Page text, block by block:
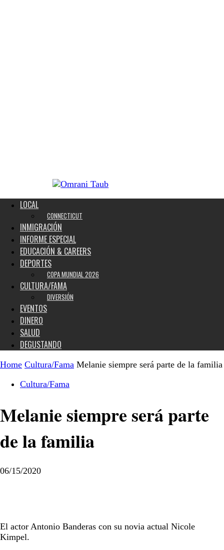
LOCAL
CONNECTICUT
INMIGRACIÓN
INFORME ESPECIAL
EDUCACIÓN & CAREERS
DEPORTES
COPA MUNDIAL 2026
CULTURA/FAMA
DIVERSIÓN
EVENTOS
DINERO
SALUD
DEGUSTANDO
Home Cultura/Fama Melanie siempre será parte de la familia
Cultura/Fama
Melanie siempre será parte
de la familia
06/15/2020
El actor Antonio Banderas con su novia actual Nicole
Kimpel.